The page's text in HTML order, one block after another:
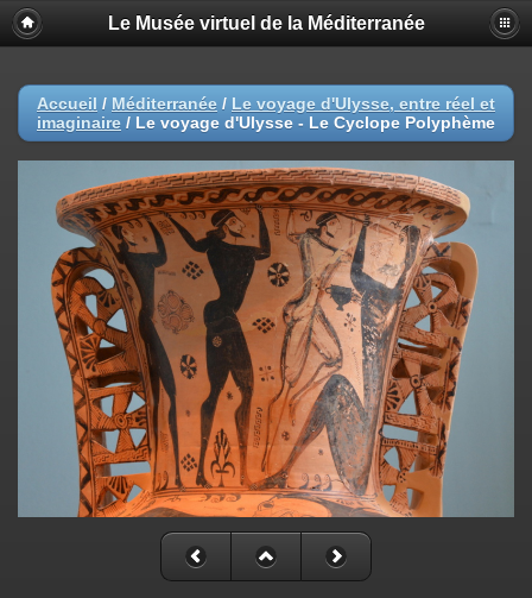
Le Musée virtuel de la Méditerranée
Accueil / Méditerranée / Le voyage d'Ulysse, entre réel et
imaginaire / Le voyage d'Ulysse - Le Cyclope Polyphème